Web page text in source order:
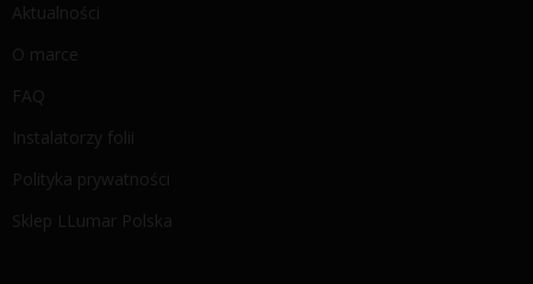
Aktualności
O marce
FAQ
Instalatorzy folii
Polityka prywatności
Sklep LLumar Polska